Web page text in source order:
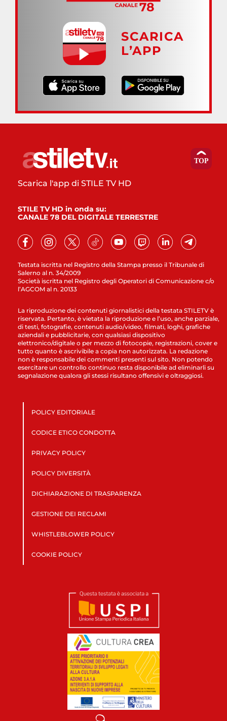
SCARICA
L’APP
Testata iscritta nel Registro della Stampa presso il Tribunale di
Salerno al n. 34/2009
Società iscritta nel Registro degli Operatori di Comunicazione c/o
l’AGCOM al n. 20133
Scarica l'app di STILE TV HD
STILE TV HD in onda su:
CANALE 78 DEL DIGITALE TERRESTRE
La riproduzione dei contenuti giornalistici della testata STILETV è
riservata. Pertanto, è vietata la riproduzione e l’uso, anche parziale,
di testi, fotografie, contenuti audio/video, filmati, loghi, grafiche
aziendali e pubblicitarie, con qualsiasi dispositivo
elettronico/digitale o per mezzo di fotocopie, registrazioni, cover e
tutto quanto è ascrivibile a copia non autorizzata. La redazione
non è responsabile dei commenti presenti sul sito. Non potendo
esercitare un controllo continuo resta disponibile ad eliminarli su
segnalazione qualora gli stessi risultano offensivi e oltraggiosi.
POLICY EDITORIALE
CODICE ETICO CONDOTTA
PRIVACY POLICY
POLICY DIVERSITÀ
DICHIARAZIONE DI TRASPARENZA
GESTIONE DEI RECLAMI
WHISTLEBLOWER POLICY
COOKIE POLICY